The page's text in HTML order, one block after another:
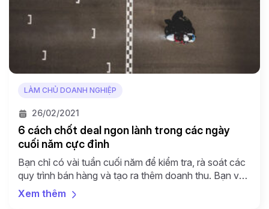
LÀM CHỦ DOANH NGHIỆP
26/02/2021
6 cách chốt deal ngon lành trong các ngày
cuối năm cực đỉnh
Bạn chỉ có vài tuần cuối năm để kiểm tra, rà soát các
quy trình bán hàng và tạo ra thêm doanh thu. Bạn vẫn
chưa đạt được các chỉ tiêu, chưa biết cách chốt deal
của mình. Trong khi đó, các khách hàng tiềm năng tại
Xem thêm